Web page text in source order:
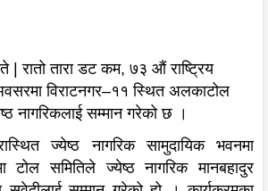
| रातो तारा डट कम, ७३ औं राष्ट्रिय
विराटनगर–११ स्थित अलकाटोल
नागरिकलाई सम्मान गरेको छ ।
ज्येष्ठ नागरिक सामुदायिक भवनमा
टोल समितिले ज्येष्ठ नागरिक मानबहादुर